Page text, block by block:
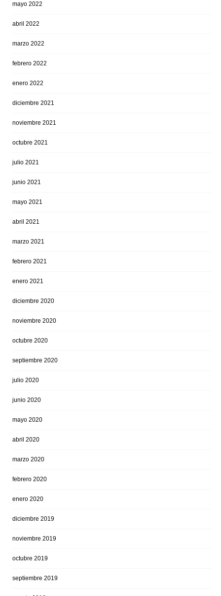
mayo 2022
abril 2022
marzo 2022
febrero 2022
enero 2022
diciembre 2021
noviembre 2021
octubre 2021
julio 2021
junio 2021
mayo 2021
abril 2021
marzo 2021
febrero 2021
enero 2021
diciembre 2020
noviembre 2020
octubre 2020
septiembre 2020
julio 2020
junio 2020
mayo 2020
abril 2020
marzo 2020
febrero 2020
enero 2020
diciembre 2019
noviembre 2019
octubre 2019
septiembre 2019